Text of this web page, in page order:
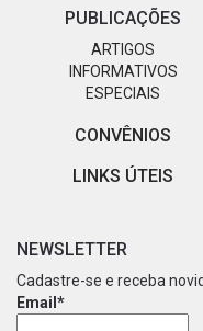
PUBLICAÇÕES
ARTIGOS
INFORMATIVOS
ESPECIAIS
CONVÊNIOS
LINKS ÚTEIS
NEWSLETTER
Cadastre-se e receba
Email*